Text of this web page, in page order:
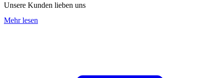
Unsere Kunden lieben uns
Mehr lesen